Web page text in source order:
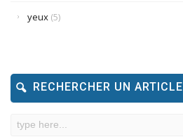
yeux (5)
RECHERCHER UN ARTICLE